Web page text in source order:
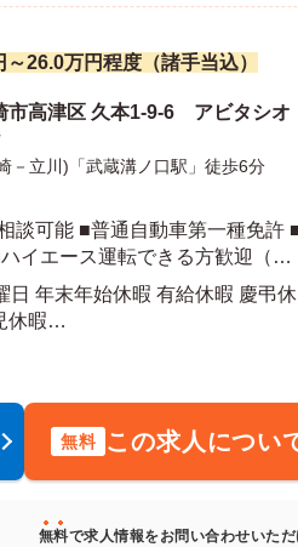
～26.0万円程度（諸手当込）
市高津区 久本1-9-6 アビタシオ
－立川)「武蔵溝ノ口駅」徒歩6分
談可能 ■普通自動車第一種免許
イエース運転できる方歓迎（送
ビス経験者優遇
日 年末年始休暇 有給休暇 慶弔休
休暇
無料 この求人につい
無料で求人情報をお問い合わせいただ